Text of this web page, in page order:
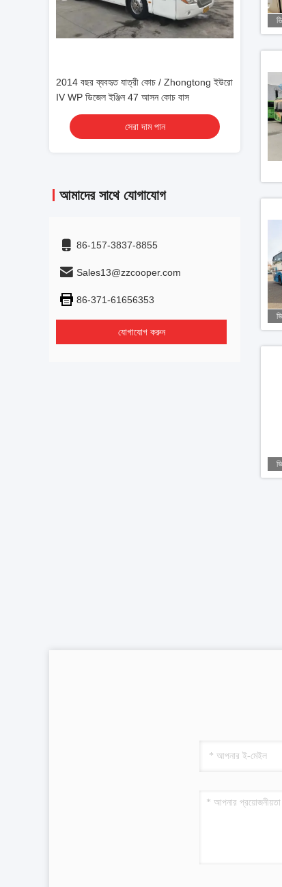
2014 বছর ব্যবহৃত যাত্রী কোচ / Zhongtong ইউরো
IV WP ডিজেল ইঞ্জিন 47 আসন কোচ বাস
সেরা দাম পান
2014 বছর
IV WP
আমাদের সাথে যোগাযোগ
86-157-3837-8855
Sales13@zzcooper.com
86-371-61656353
যোগাযোগ করুন